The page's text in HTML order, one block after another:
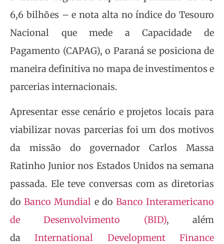
6,6 bilhões – e nota alta no índice do Tesouro
Nacional que mede a Capacidade de
Pagamento (CAPAG), o Paraná se posiciona de
maneira definitiva no mapa de investimentos e
parcerias internacionais.
Apresentar esse cenário e projetos locais para
viabilizar novas parcerias foi um dos motivos
da missão do governador Carlos Massa
Ratinho Junior nos Estados Unidos na semana
passada. Ele teve conversas com as diretorias
doBanco Mundial e do Banco Interamericano
de Desenvolvimento (BID), além
daInternational Development Finance